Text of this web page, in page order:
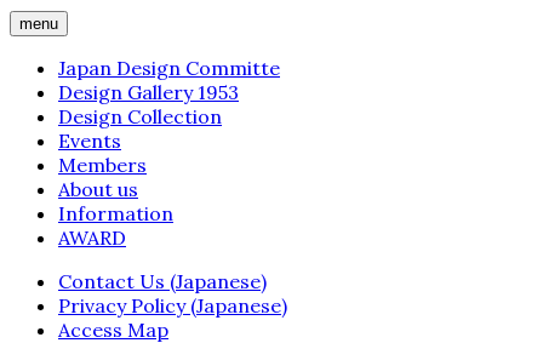
menu
Japan Design Committe
Design Gallery 1953
Design Collection
Events
Members
About us
Information
AWARD
Contact Us (Japanese)
Privacy Policy (Japanese)
Access Map